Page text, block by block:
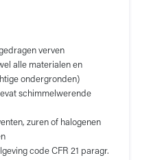
verven
alle materialen en
ondergronden)
schimmelwerende
zuren of halogenen
code CFR 21 paragr.